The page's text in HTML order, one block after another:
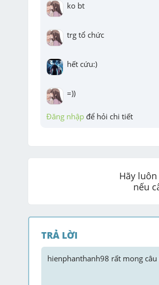
ko bt
trg tổ chức
hết cứu:)
=))
Đăng nhập để hỏi chi tiết
Hãy
nếu
TRẢ LỜI
hienphanthanh98 rất mong